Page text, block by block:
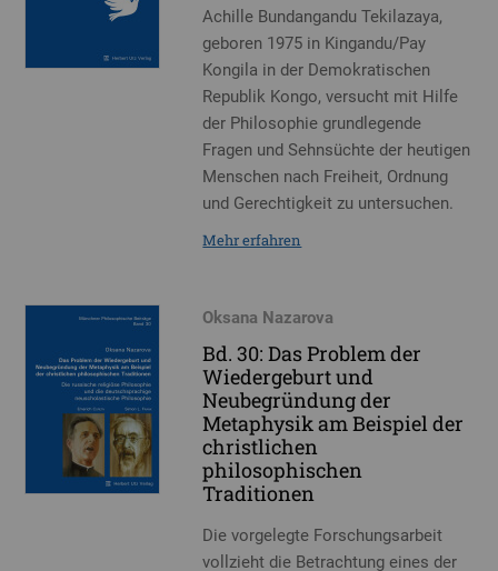
Achille Bundangandu Tekilazaya,
geboren 1975 in Kingandu/Pay
Kongila in der Demokratischen
Republik Kongo, versucht mit Hilfe
der Philosophie grundlegende
Fragen und Sehnsüchte der heutigen
Menschen nach Freiheit, Ordnung
und Gerechtigkeit zu untersuchen.
Mehr erfahren
Oksana Nazarova
Bd. 30: Das Problem der
Wiedergeburt und
Neubegründung der
Metaphysik am Beispiel der
christlichen
philosophischen
Traditionen
Die vorgelegte Forschungsarbeit
vollzieht die Betrachtung eines der